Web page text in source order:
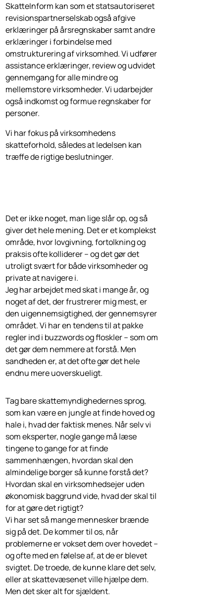
SkatteInform kan som et statsautoriseret
revisionspartnerselskab også afgive
erklæringer på årsregnskaber samt andre
erklæringer i forbindelse med
omstrukturering af virksomhed. Vi udfører
assistance erklæringer, review og udvidet
gennemgang for alle mindre og
mellemstore virksomheder. Vi udarbejder
også indkomst og formue regnskaber for
personer.
Vi har fokus på virksomhedens
skatteforhold, således at ledelsen kan
træffe de rigtige beslutninger.
Det er ikke noget, man lige slår op, og så
giver det hele mening. Det er et komplekst
område, hvor lovgivning, fortolkning og
praksis ofte kolliderer – og det gør det
utroligt svært for både virksomheder og
private at navigere i.
Jeg har arbejdet med skat i mange år, og
noget af det, der frustrerer mig mest, er
den uigennemsigtighed, der gennemsyrer
området. Vi har en tendens til at pakke
regler ind i buzzwords og floskler – som om
det gør dem nemmere at forstå. Men
sandheden er, at det ofte gør det hele
endnu mere uoverskueligt.
Tag bare skattemyndighedernes sprog,
som kan være en jungle at finde hoved og
hale i, hvad der faktisk menes. Når selv vi
som eksperter, nogle gange må læse
tingene to gange for at finde
sammenhængen, hvordan skal den
almindelige borger så kunne forstå det?
Hvordan skal en virksomhedsejer uden
økonomisk baggrund vide, hvad der skal til
for at gøre det rigtigt?
Vi har set så mange mennesker brænde
sig på det. De kommer til os, når
problemerne er vokset dem over hovedet –
og ofte med en følelse af, at de er blevet
svigtet. De troede, de kunne klare det selv,
eller at skattevæsenet ville hjælpe dem.
Men det sker alt for sjældent.